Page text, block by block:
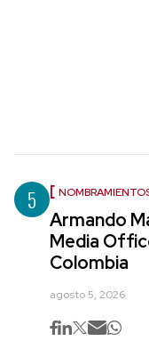
5
Armando
Media
Colombia
agosto 5, 2026